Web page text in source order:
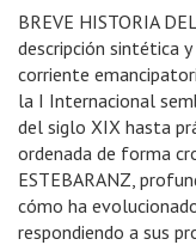
BREVE HISTORIA
descripción sintética
corriente
la I Internacional
del siglo XIX hasta
ordenada de forma
ESTEBARANZ,
cómo ha
respondiendo a sus